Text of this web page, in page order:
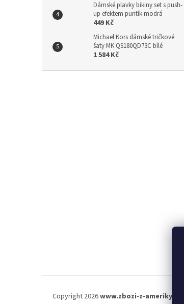
Dámské plavky bikiny set s push-
up efektem puntík modrá
449 Kč
Michael Kors dámské tričkové
šaty MK QS180QD73C bílé
1 584 Kč
Copyright 2026www.zbozi-z-ameriky.cz